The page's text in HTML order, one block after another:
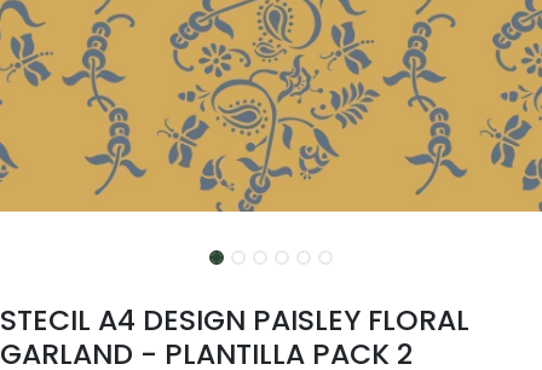
STECIL A4 DESIGN PAISLEY FLORAL
GARLAND - PLANTILLA PACK 2